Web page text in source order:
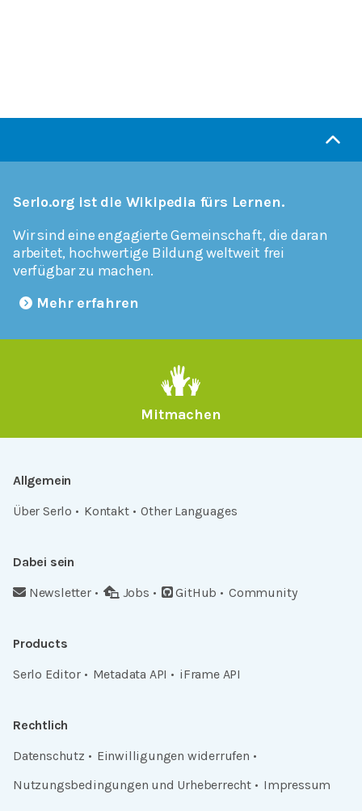
Serlo.org ist die Wikipedia fürs Lernen.
Wir sind eine engagierte Gemeinschaft, die daran
arbeitet, hochwertige Bildung weltweit frei
verfügbar zu machen.
Mehr erfahren
Mitmachen
Allgemein
Über Serlo
Kontakt Other Languages
Dabei sein
Newsletter
Jobs GitHub Community
Products
Serlo Editor
Metadata API iFrame API
Rechtlich
Datenschutz
Einwilligungen widerrufen
Nutzungsbedingungen und Urheberrecht
Impressum